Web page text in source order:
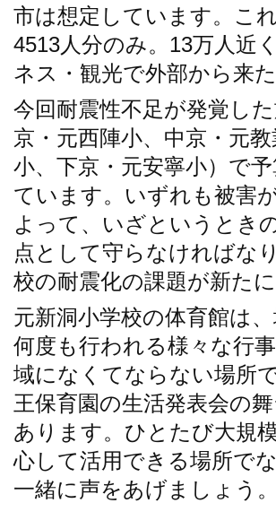
市は想定しています。こ
4513人分のみ。13万人近
ネス・観光で外部から来
今回耐震性不足が発覚し
京・元西陣小、中京・元
小、下京・元安寧小）で
ています。いずれも被害
よって、いざというとき
点として守らなければな
校の耐震化の課題が新た
元新洞小学校の体育館は
何度も行われる様々な行
域になくてならない場所
王保育園の生活発表会の
あります。ひとたび大規
心して活用できる場所で
一緒に声をあげましょう。